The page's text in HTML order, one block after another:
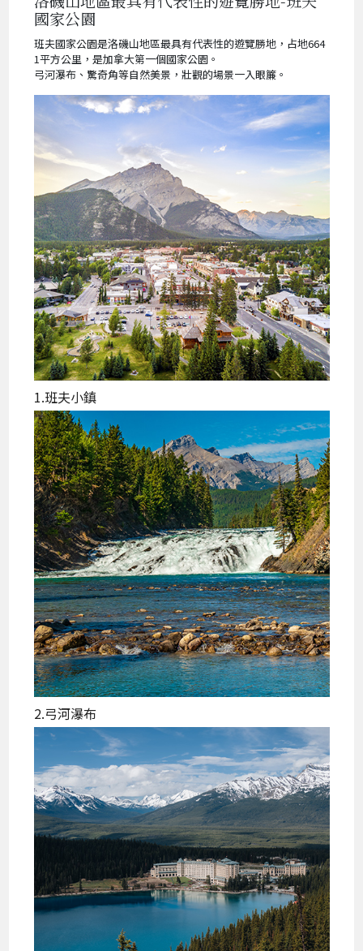
國家公園
班夫國家公園是洛磯山地區最具有代表性的遊覽勝地，占地664
1平方公里，是加拿大第一個國家公園。
弓河瀑布、驚奇角等自然美景，壯觀的場景一入眼簾。
1.班夫小鎮
2.弓河瀑布